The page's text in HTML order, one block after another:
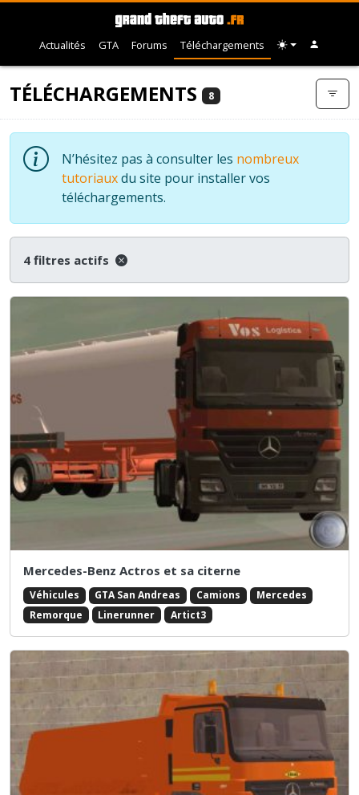
Actualités GTA Forums Téléchargements
TÉLÉCHARGEMENTS 8
N’hésitez pas à consulter les nombreux
tutoriauxdu site pour installer vos
téléchargements.
4 filtres actifs
Mercedes-Benz Actros et sa citerne
Véhicules GTA San Andreas Camions
Mercedes
Remorque
Linerunner Artict3